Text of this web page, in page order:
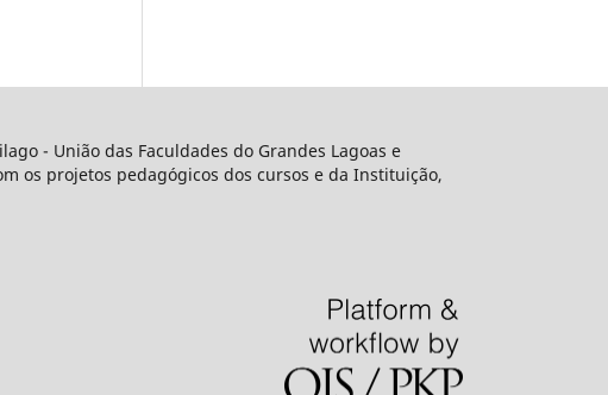
- União das Faculdades do Grandes Lagoas e
os projetos pedagógicos dos cursos e da Instituição,